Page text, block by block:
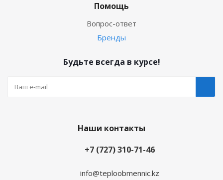
Помощь
Вопрос-ответ
Бренды
Будьте всегда в курсе!
Наши контакты
+7 (727) 310-71-46
info@teploobmennic.kz